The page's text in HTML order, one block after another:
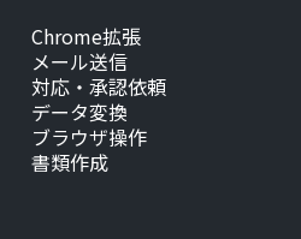
Chrome拡張
メール送信
対応・承認依頼
データ変換
ブラウザ操作
書類作成